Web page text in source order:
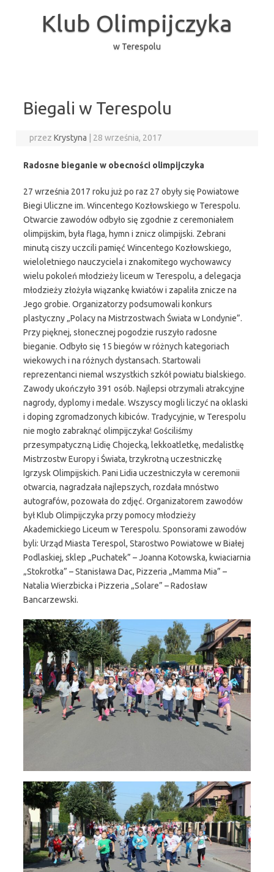
Klub Olimpijczyka
w Terespolu
Biegali w Terespolu
przezKrystyna 28 września, 2017
Radosne bieganie w obecności olimpijczyka
27 września 2017 roku już po raz 27 obyły się Powiatowe
Biegi Uliczne im. Wincentego Kozłowskiego w Terespolu.
Otwarcie zawodów odbyło się zgodnie z ceremoniałem
olimpijskim, była flaga, hymn i znicz olimpijski. Zebrani
minutą ciszy uczcili pamięć Wincentego Kozłowskiego,
wieloletniego nauczyciela i znakomitego wychowawcy
wielu pokoleń młodzieży liceum w Terespolu, a delegacja
młodzieży złożyła wiązankę kwiatów i zapaliła znicze na
Jego grobie. Organizatorzy podsumowali konkurs
plastyczny „Polacy na Mistrzostwach Świata w Londynie”.
Przy pięknej, słonecznej pogodzie ruszyło radosne
bieganie. Odbyło się 15 biegów w różnych kategoriach
wiekowych i na różnych dystansach. Startowali
reprezentanci niemal wszystkich szkół powiatu bialskiego.
Zawody ukończyło 391 osób. Najlepsi otrzymali atrakcyjne
nagrody, dyplomy i medale. Wszyscy mogli liczyć na oklaski
i doping zgromadzonych kibiców. Tradycyjnie, w Terespolu
nie mogło zabraknąć olimpijczyka! Gościliśmy
przesympatyczną Lidię Chojecką, lekkoatletkę, medalistkę
Mistrzostw Europy i Świata, trzykrotną uczestniczkę
Igrzysk Olimpijskich. Pani Lidia uczestniczyła w ceremonii
otwarcia, nagradzała najlepszych, rozdała mnóstwo
autografów, pozowała do zdjęć. Organizatorem zawodów
był Klub Olimpijczyka przy pomocy młodzieży
Akademickiego Liceum w Terespolu. Sponsorami zawodów
byli: Urząd Miasta Terespol, Starostwo Powiatowe w Białej
Podlaskiej, sklep „Puchatek” – Joanna Kotowska, kwiaciarnia
„Stokrotka” – Stanisława Dac, Pizzeria „Mamma Mia” –
Natalia Wierzbicka i Pizzeria „Solare” – Radosław
Bancarzewski.